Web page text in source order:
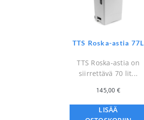
TTS Roska-astia 77L
TTS Roska-astia on
siirrettävä 70 lit...
145,00 €
LISÄÄ